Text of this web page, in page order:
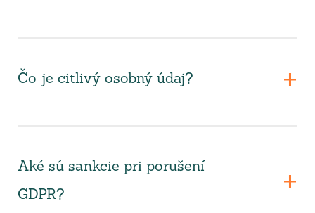
Čo je citlivý osobný údaj?
Aké sú sankcie pri porušení
GDPR?